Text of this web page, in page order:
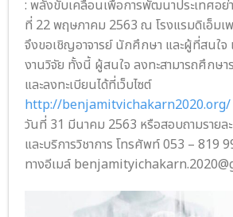
: พลังขับเคลื่อนเพื่อการพัฒนาประเทศอ
ที่ 22 พฤษภาคม 2563 ณ โรงแรมดิเอ็มเ
จึงขอเชิญอาจารย์ นักศึกษา และผู้ที่สนใจ
งานวิจัย ทั้งนี้ ผู้สนใจ ลงทะสามารถศึกษา
และลงทะเบียนได้ที่เว็บไซต์
http://benjamitvichakarn2020.org/
วันที่ 31 มีนาคม 2563 หรือสอบถามรายล
และบริการวิชาการ โทรศัพท์ 053 – 819
ทางอีเมล์